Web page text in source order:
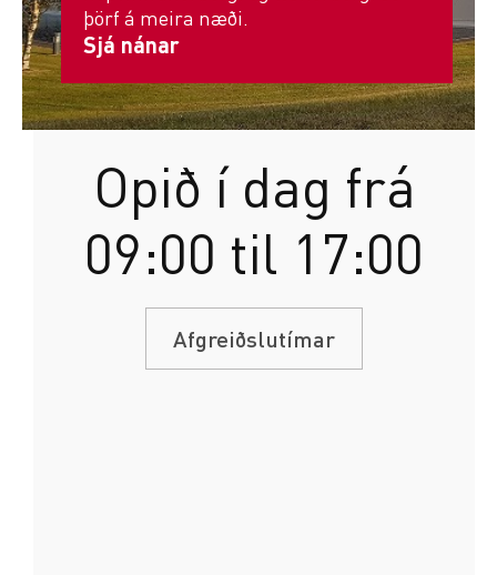
þörf á meira næði.
Sjá nánar
Opið í dag frá
09:00 til 17:00
Afgreiðslutímar